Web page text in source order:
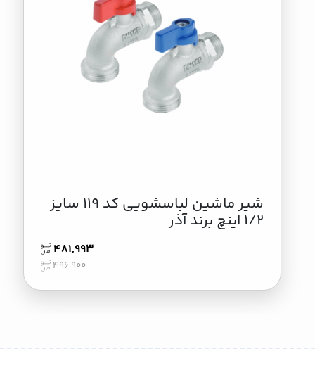
شیر ماشین لباسشویی کد 119 سایز
1/2 اینچ برند آذر
481,993
496,900